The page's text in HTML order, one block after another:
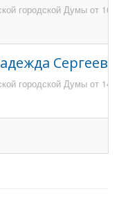
городской Думы от 16
городской Думы от